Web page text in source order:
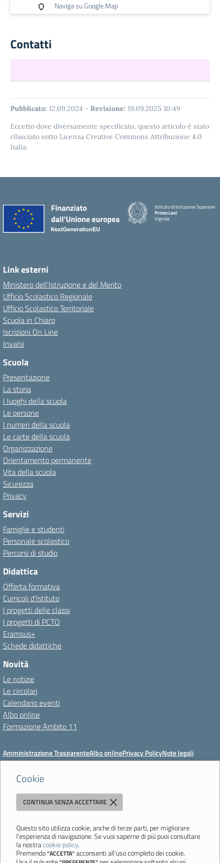
Cookie
CONTINUA SENZA ACCETTARE
Questo sito utilizza cookie, anche di terze parti, per migliorare
l'esperienza di navigazione. Se vuoi saperne di più puoi consultare
la nostracookie policy.
Premendo"ACCETTA" acconsenti all'uso completo dei cookie.
Naviga su Google Map
Contatti
Pubblicato: 12.09.2024 - Revisione: 19.09.2025 10:49
Eccetto dove diversamente specificato, questo articolo è stato
rilasciato sotto Licenza Creative Commons Attribuzione 4.0
Italia.
Istituto di Istruzione Superiore
Primo Levi
Vignola
Link esterni
Ministero dell'Istruzione e del Merito
Ufficio Scolastico Regionale
Ufficio Scolastico Territoriale
Scuola in Chiaro
Iscrizioni On Line
Invalsi
Scuola
Presentazione
La storia
I luoghi della scuola
Le persone
I numeri della scuola
Le carte della scuola
Organizzazione
Orientamento permanente
Vita della scuola
Sicurezza
Privacy
Servizi
Famiglie e studenti
Personale scolastico
Percorsi di studio
Didattica
Offerta formativa
Curricoli d'Istituto
I progetti delle classi
I progetti di PCTO
Eramsus+
Schede didattiche
Novità
Le notizie
Le circolari
Calendario eventi
Albo online
Formazione Ambito 11
Amministrazione TrasparenteAlbo onlinePrivacy PolicyNote legali
Meccanismo di feedbackDichiarazioni di accessibilitàPreferenze cookie
Istituto di Istruzione Superiore 'Primo Levi'
764354 - Email:mois00200c@istruzione.it- PEC:
mois00200c@pec.istruzione.it
Codice meccanografico: mois00200c - C.F. 94058180368